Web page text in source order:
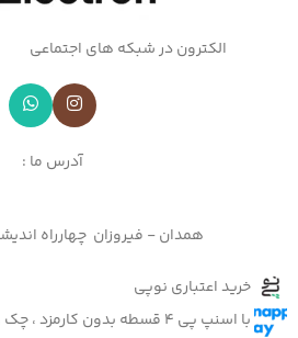
الکترون در شبکه های اجتماعی
آدرس ما :
همدان - فیروزان چهارراه
خرید اعتباری نوپی
با اسنپ پی 4 قسطه بدون کارمزد ، چک و ضامن خرید کنید